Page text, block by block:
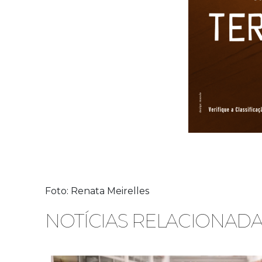
Foto: Renata Meirelles
NOTÍCIAS